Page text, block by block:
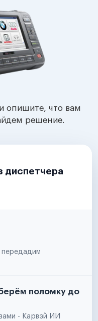
опишите, что вам
решение.
диспетчера
передадим
поломку до
- Карвэй ИИ